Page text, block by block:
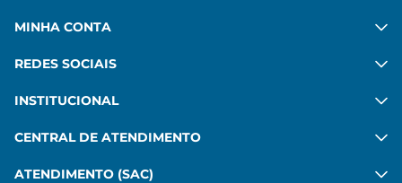
MINHA CONTA
REDES SOCIAIS
INSTITUCIONAL
CENTRAL DE ATENDIMENTO
ATENDIMENTO (SAC)